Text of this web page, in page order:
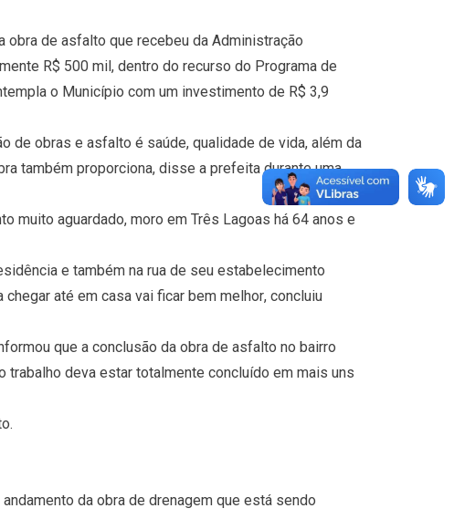
obra de asfalto que recebeu da Administração
R$ 500 mil, dentro do recurso do Programa de
o Município com um investimento de R$ 3,9
de obras e asfalto é saúde, qualidade de vida, além da
também proporciona, disse a prefeita durante uma
muito aguardado, moro em Três Lagoas há 64 anos e
e também na rua de seu estabelecimento
até em casa vai ficar bem melhor, concluiu
que a conclusão da obra de asfalto no bairro
trabalho deva estar totalmente concluído em mais uns
da obra de drenagem que está sendo